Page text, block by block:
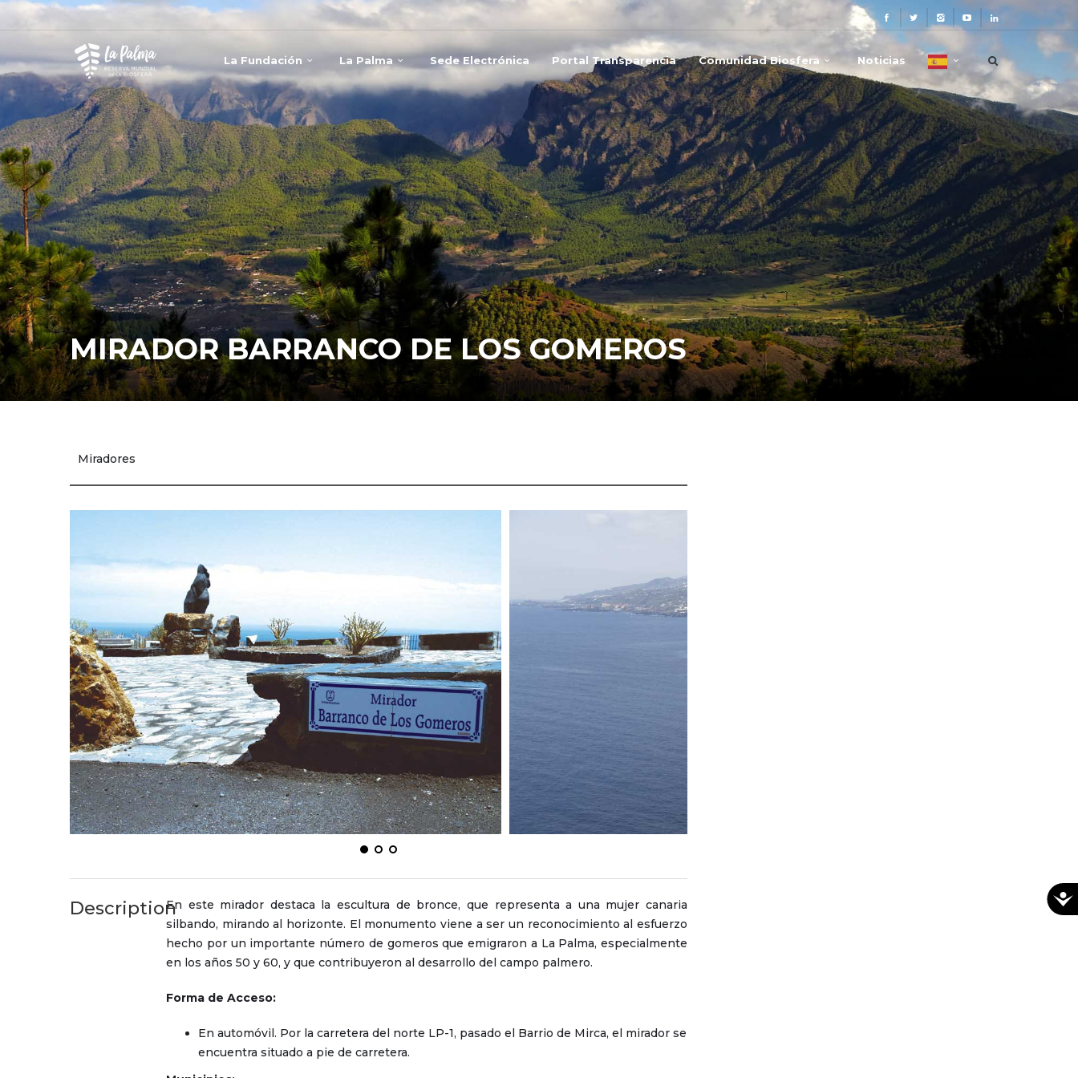
La Fundación La Palma Sede Electrónica Portal Transparencia Comunidad Biosfera Noticias
MIRADOR BARRANCO DE LOS GOMEROS
Miradores
DescriptionEn este mirador destaca la escultura de bronce, que representa a una mujer canaria
silbando, mirando al horizonte. El monumento viene a ser un reconocimiento al esfuerzo
hecho por un importante número de gomeros que emigraron a La Palma, especialmente
en los años 50 y 60, y que contribuyeron al desarrollo del campo palmero.
Forma de Acceso:
En automóvil. Por la carretera del norte LP-1, pasado el Barrio de Mirca, el mirador se
encuentra situado a pie de carretera.